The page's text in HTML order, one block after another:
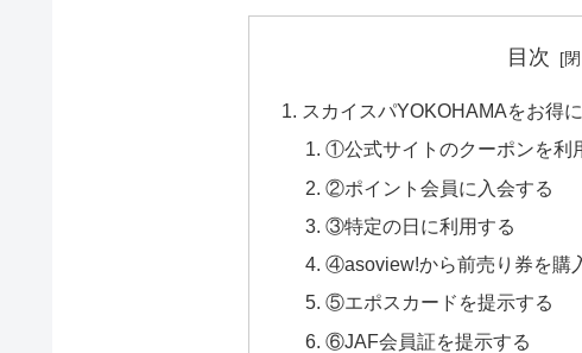
目次
スカイスパYOKOHAMAをお得
①公式サイトのクーポンを利
②ポイント会員に入会する
③特定の日に利用する
④asoview!から前売り券を購
⑤エポスカードを提示する
⑥JAF会員証を提示する